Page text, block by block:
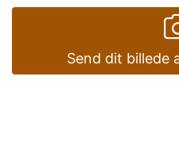
Send dit billede